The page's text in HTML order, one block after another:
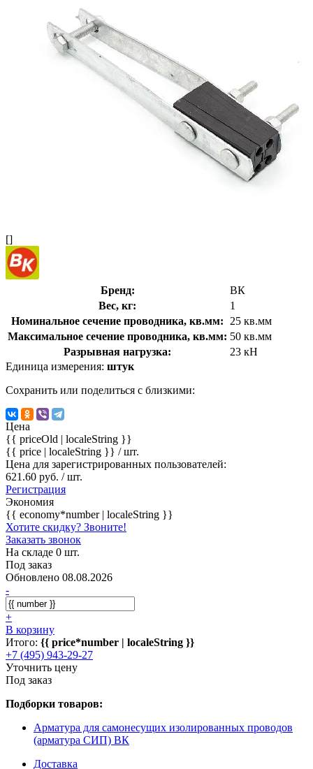
[]
Бренд:
ВК
Вес, кг:
1
Номинальное сечение проводника, кв.мм:
25 кв.мм
Максимальное сечение проводника, кв.мм: 50 кв.мм
Разрывная нагрузка:
23 кН
Единица измерения: штук
Сохранить или поделиться с близкими:
Цена
{{ priceOld | localeString }}
{{ price | localeString }} / шт.
Цена для зарегистрированных пользователей:
621.60 руб. / шт.
Регистрация
Экономия
{{ economy*number | localeString }}
Хотите скидку? Звоните!
Заказать звонок
На складе 0 шт.
Под заказ
Обновлено 08.08.2026
-
+
В корзину
Итого: {{ price*number | localeString }}
+7 (495) 943-29-27
Уточнить цену
Под заказ
Подборки товаров:
Арматура для самонесущих изолированных проводов
(арматура СИП) ВК
Доставка